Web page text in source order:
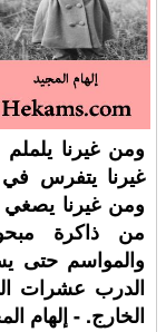
ومن غيرنا
غيرنا يتفرس
ومن غيرنا
من ذاكرة
والمواسم حتى
الدرب عشرات
الخارج. - إلهام